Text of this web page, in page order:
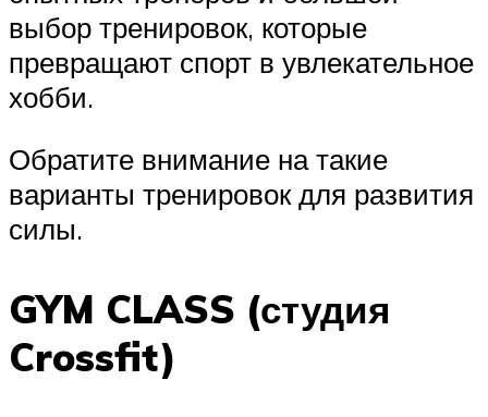
выбор тренировок, которые
превращают спорт в увлекательное
хобби.
Обратите внимание на такие
варианты тренировок для развития
силы.
GYM CLASS (студия
Crossfit)